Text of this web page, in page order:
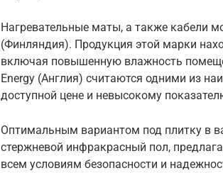
Нагревательные маты, а также кабели
(Финляндия). Продукция этой марки
включая повышенную влажность
Energy (Англия) считаются одними из
доступной цене и невысокому
Оптимальным вариантом под плитку в
стержневой инфракрасный пол,
всем условиям безопасности и